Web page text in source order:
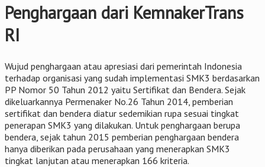
Penghargaan dari KemnakerTrans
RI
Wujud penghargaan atau apresiasi dari pemerintah Indonesia
terhadap organisasi yang sudah implementasi SMK3 berdasarkan
PP Nomor 50 Tahun 2012 yaitu Sertifikat dan Bendera. Sejak
dikeluarkannya Permenaker No.26 Tahun 2014, pemberian
sertifikat dan bendera diatur sedemikian rupa sesuai tingkat
penerapan SMK3 yang dilakukan. Untuk penghargaan berupa
bendera, sejak tahun 2015 pemberian penghargaan bendera
hanya diberikan pada perusahaan yang menerapkan SMK3
tingkat lanjutan atau menerapkan 166 kriteria.